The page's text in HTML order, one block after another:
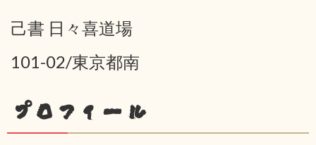
己書 日々喜道場
101-02/東京都南
プロフィール